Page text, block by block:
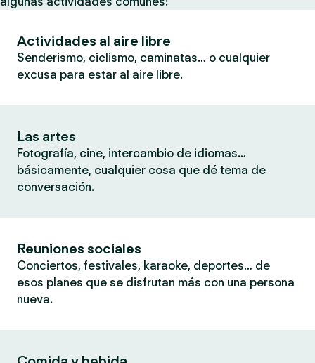
Actividades al aire libre
Senderismo, ciclismo, caminatas… o cualquier
excusa para estar al aire libre.
Las artes
Fotografía, cine, intercambio de idiomas…
básicamente, cualquier cosa que dé tema de
conversación.
Reuniones sociales
Conciertos, festivales, karaoke, deportes… de
esos planes que se disfrutan más con una persona
nueva.